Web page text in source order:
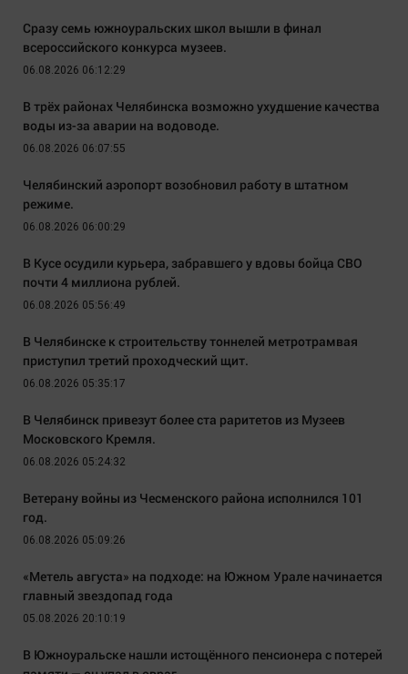
Сразу семь южноуральских школ вышли в финал
всероссийского конкурса музеев.
06.08.2026 06:12:29
В трёх районах Челябинска возможно ухудшение качества
воды из-за аварии на водоводе.
06.08.2026 06:07:55
Челябинский аэропорт возобновил работу в штатном
режиме.
06.08.2026 06:00:29
В Кусе осудили курьера, забравшего у вдовы бойца СВО
почти 4 миллиона рублей.
06.08.2026 05:56:49
В Челябинске к строительству тоннелей метротрамвая
приступил третий проходческий щит.
06.08.2026 05:35:17
В Челябинск привезут более ста раритетов из Музеев
Московского Кремля.
06.08.2026 05:24:32
Ветерану войны из Чесменского района исполнился 101
год.
06.08.2026 05:09:26
«Метель августа» на подходе: на Южном Урале начинается
главный звездопад года
05.08.2026 20:10:19
В Южноуральске нашли истощённого пенсионера с потерей